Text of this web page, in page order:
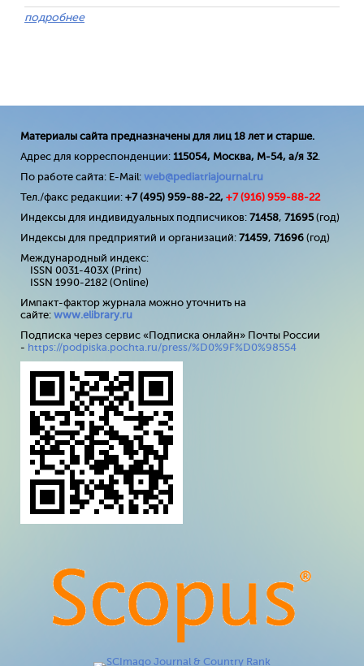
подробнее
Материалы сайта предназначены для лиц 18 лет и старше.
Адрес для корреспонденции: 115054, Москва, М-54, а/я 32.
По работе сайта: E-Mail: web@pediatriajournal.ru
Тел./факс редакции: +7 (495) 959-88-22, +7 (916) 959-88-22
Индексы для индивидуальных подписчиков: 71458, 71695(год)
Индексы для предприятий и организаций: 71459, 71696 (год)
Международный индекс:
ISSN 0031-403X (Print)
ISSN 1990-2182 (Online)
Импакт-фактор журнала можно уточнить на
сайте: www.elibrary.ru
Подписка через сервис «Подписка онлайн» Почты России
- https://podpiska.pochta.ru/press/%D0%9F%D0%98554